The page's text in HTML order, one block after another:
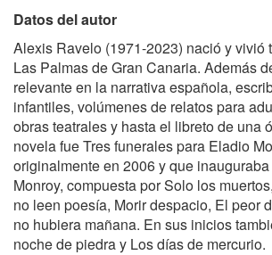
Datos del autor
Alexis Ravelo (1971-2023) nació y vivió
Las Palmas de Gran Canaria. Además
relevante en la narrativa española,
infantiles, volúmenes de relatos para
obras teatrales y hasta el libreto de una
novela fue Tres funerales para Eladio
originalmente en 2006 y que
Monroy, compuesta por Solo los
no leen poesía, Morir despacio, El peor
no hubiera mañana. En sus inicios
noche de piedra y Los días de mercurio.